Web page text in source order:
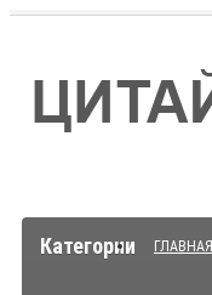
Категории ГЛАВНАЯ